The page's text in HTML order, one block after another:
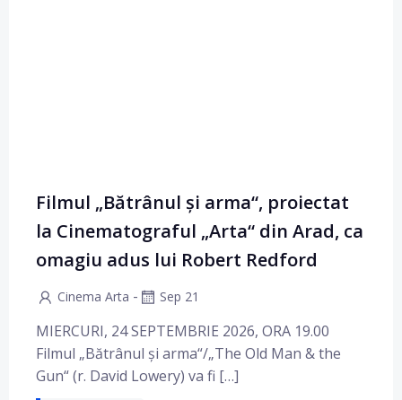
Filmul „Bătrânul și arma“, proiectat
la Cinematograful „Arta“ din Arad, ca
omagiu adus lui Robert Redford
Cinema Arta - Sep 21
MIERCURI, 24 SEPTEMBRIE 2026, ORA 19.00
Filmul „Bătrânul și arma“/„The Old Man & the
Gun“ (r. David Lowery) va fi […]